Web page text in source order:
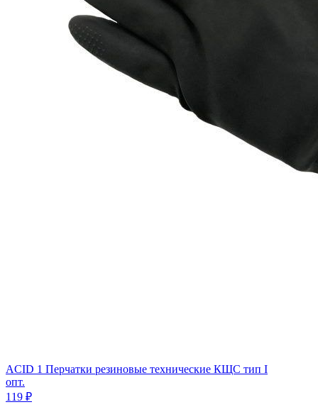
ACID 1 Перчатки резиновые технические КЩС тип I
опт.
119 ₽